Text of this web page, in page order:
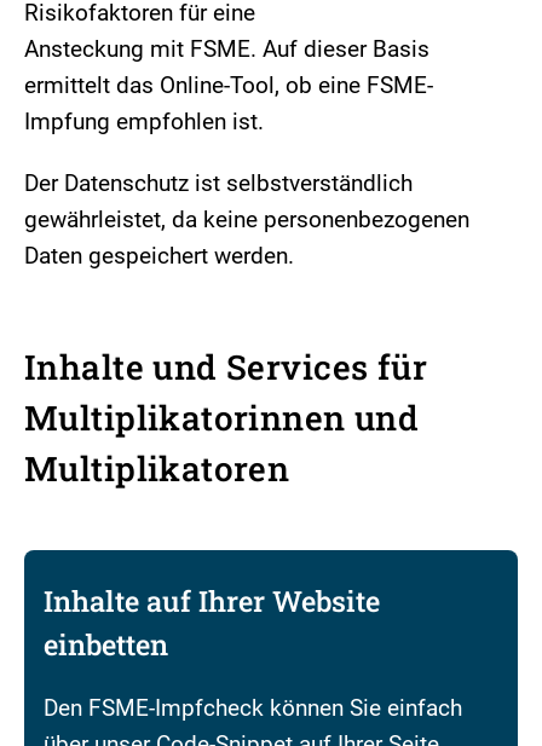
Risikofaktoren für eine
Ansteckung mit FSME. Auf dieser Basis
ermittelt das Online-Tool, ob eine FSME-
Impfung empfohlen ist.
Der Datenschutz ist selbstverständlich
gewährleistet, da keine personenbezogenen
Daten gespeichert werden.
Inhalte und Services für
Multiplikatorinnen und
Multiplikatoren
Inhalte auf Ihrer Website
einbetten
Den FSME-Impfcheck können Sie einfach